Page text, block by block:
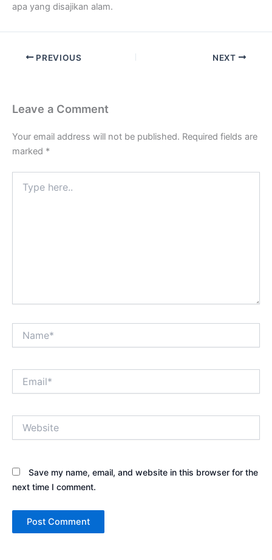
apa yang disajikan alam.
PREVIOUS NEXT
Leave a Comment
Your email address will not be published. Required fields are
marked *
here..
Save my name, email, and website in this browser for the
next time I comment.